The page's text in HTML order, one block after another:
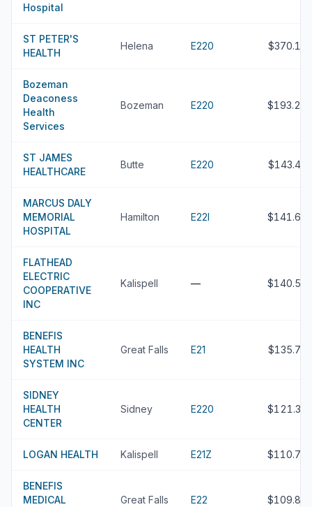
Hospital
ST PETER'S
HEALTH
Helena E220 $370.1M
Bozeman
Deaconess
Health
Services
Bozeman E220 $193.2M
ST JAMES
HEALTHCARE
Butte E220 $143.4M
MARCUS DALY
MEMORIAL
HOSPITAL
Hamilton E22I $141.6M
FLATHEAD
ELECTRIC
COOPERATIVE
INC
Kalispell — $140.5M
BENEFIS
HEALTH
SYSTEM INC
Great Falls E21 $135.7M
SIDNEY
HEALTH
CENTER
Sidney E220 $121.3M
LOGAN HEALTH Kalispell E21Z $110.7M
BENEFIS
MEDICAL
Great Falls E22 $109.8M